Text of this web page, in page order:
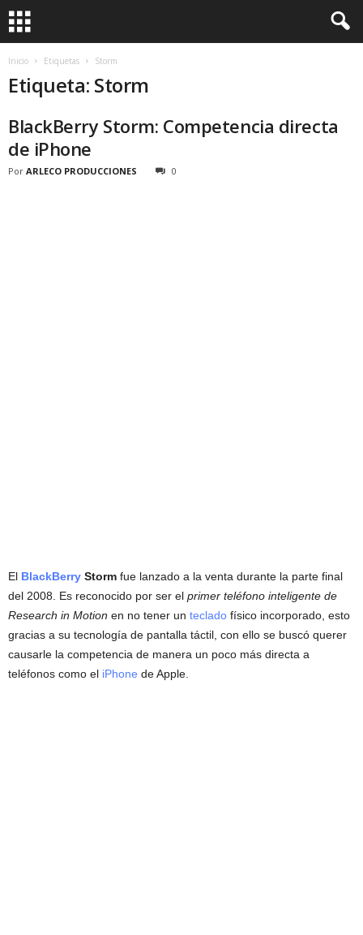
Inicio Etiquetas Storm
Etiqueta: Storm
BlackBerry Storm: Competencia directa
de iPhone
Por ARLECO PRODUCCIONES 0
El BlackBerry Storm fue lanzado a la venta durante la parte final
del 2008. Es reconocido por ser el primer teléfono inteligente de
Research in Motion en no tener un teclado físico incorporado, esto
gracias a su tecnología de pantalla táctil, con ello se buscó querer
causarle la competencia de manera un poco más directa a
teléfonos como el iPhone de Apple.